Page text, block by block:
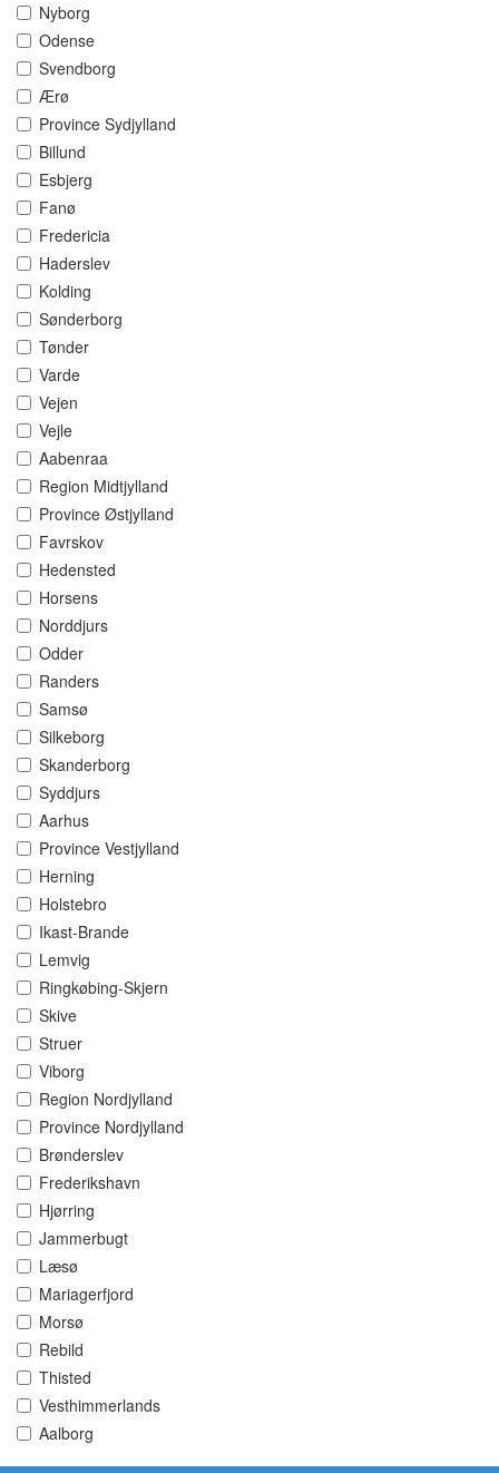
Nyborg
Odense
Svendborg
Ærø
Province Sydjylland
Billund
Esbjerg
Fanø
Fredericia
Haderslev
Kolding
Sønderborg
Tønder
Varde
Vejen
Vejle
Aabenraa
Region Midtjylland
Province Østjylland
Favrskov
Hedensted
Horsens
Norddjurs
Odder
Randers
Samsø
Silkeborg
Skanderborg
Syddjurs
Aarhus
Province Vestjylland
Herning
Holstebro
Ikast-Brande
Lemvig
Ringkøbing-Skjern
Skive
Struer
Viborg
Region Nordjylland
Province Nordjylland
Brønderslev
Frederikshavn
Hjørring
Jammerbugt
Læsø
Mariagerfjord
Morsø
Rebild
Thisted
Vesthimmerlands
Aalborg